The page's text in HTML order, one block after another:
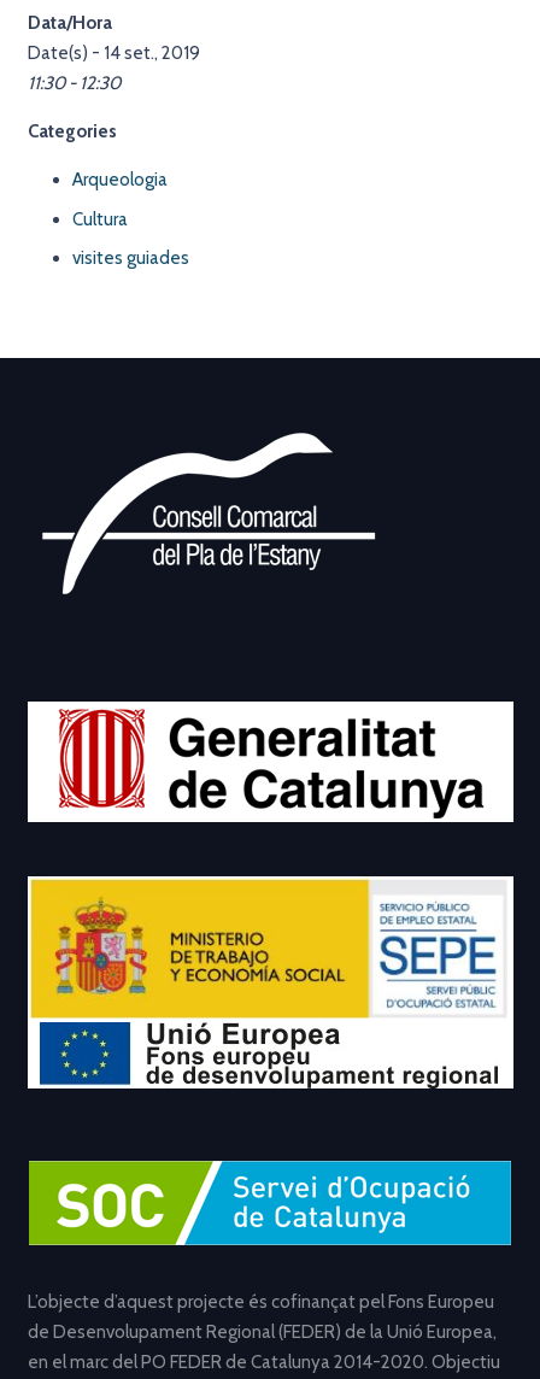
Data/Hora
Date(s) - 14 set., 2019
11:30 - 12:30
Categories
Arqueologia
Cultura
visites guiades
L’objecte d’aquest projecte és cofinançat pel Fons Europeu
de Desenvolupament Regional (FEDER) de la Unió Europea,
en el marc del PO FEDER de Catalunya 2014-2020. Objectiu